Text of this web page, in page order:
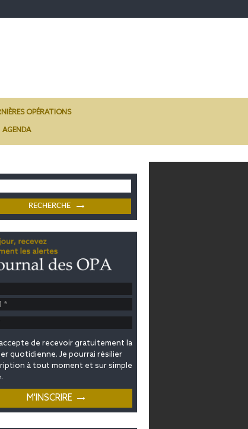
OPÉRATIONS
AGENDA
de recevoir gratuitement la
quotidienne. Je pourrai résilier
à tout moment et sur simple